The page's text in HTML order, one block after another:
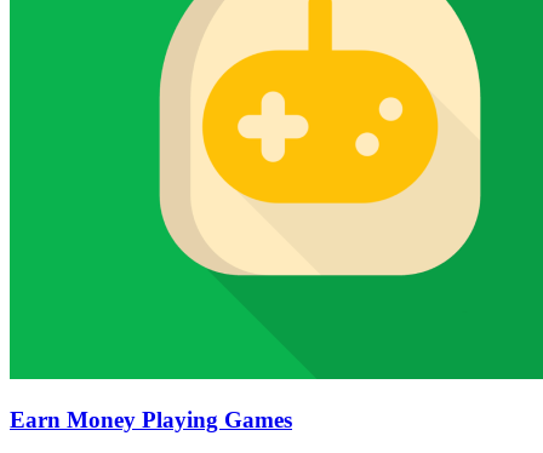
Earn Money Playing Games